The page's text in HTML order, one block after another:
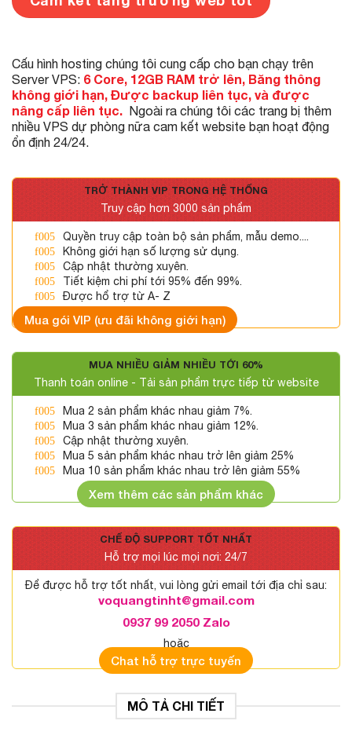
Cấu hình hosting chúng tôi cung cấp cho bạn chạy trên
Server VPS: 6 Core, 12GB RAM trở lên, Băng thông
không giới hạn, Được backup liên tục, và được
nâng cấp liên tục. Ngoài ra chúng tôi các trang bị thêm
nhiều VPS dự phòng nữa cam kết website bạn hoạt động
ổn định 24/24.
TRỞ THÀNH VIP TRONG HỆ THỐNG
Truy cập hơn 3000 sản phẩm
Quyền truy cập toàn bộ sản phẩm, mẫu demo....
Không giới hạn số lượng sử dụng.
Cập nhật thường xuyên.
Tiết kiệm chi phí tới 95% đến 99%.
Được hổ trợ từ A- Z
Mua gói VIP (ưu đãi không giới hạn)
MUA NHIỀU GIẢM NHIỀU TỚI 60%
Thanh toán online - Tải sản phẩm trực tiếp từ website
Mua 2 sản phẩm khác nhau giảm 7%.
Mua 3 sản phẩm khác nhau giảm 12%.
Cập nhật thường xuyên.
Mua 5 sản phẩm khác nhau trở lên giảm 25%
Mua 10 sản phẩm khác nhau trở lên giảm 55%
Xem thêm các sản phẩm khác
CHẾ ĐỘ SUPPORT TỐT NHẤT
Hỗ trợ mọi lúc mọi nơi: 24/7
Để được hỗ trợ tốt nhất, vui lòng gửi email tới địa chỉ sau:
voquangtinht@gmail.com
0937 99 2050 Zalo
hoặc
Chat hỗ trợ trực tuyến
MÔ TẢ CHI TIẾT